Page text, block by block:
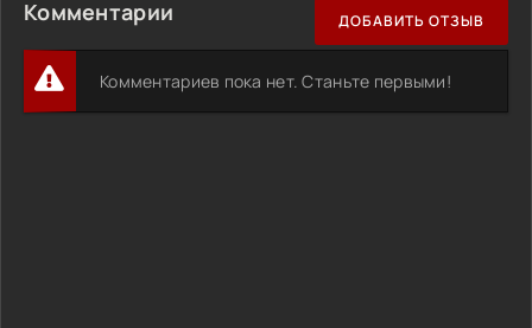
Комментарии ДОБАВИТЬ ОТЗЫВ
Комментариев пока нет. Станьте первыми!